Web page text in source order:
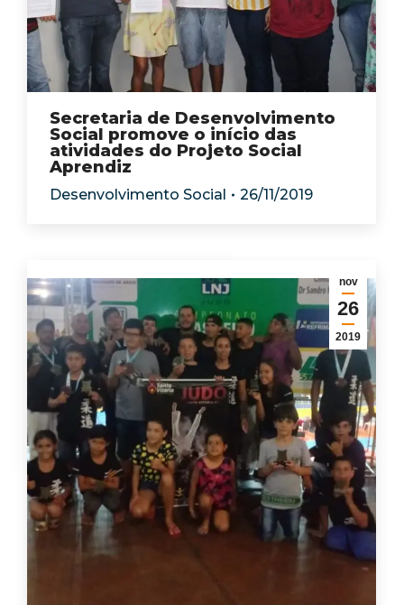
Secretaria de Desenvolvimento
Social promove o início das
atividades do Projeto Social
Aprendiz
Desenvolvimento Social 26/11/2019
nov
26
2019